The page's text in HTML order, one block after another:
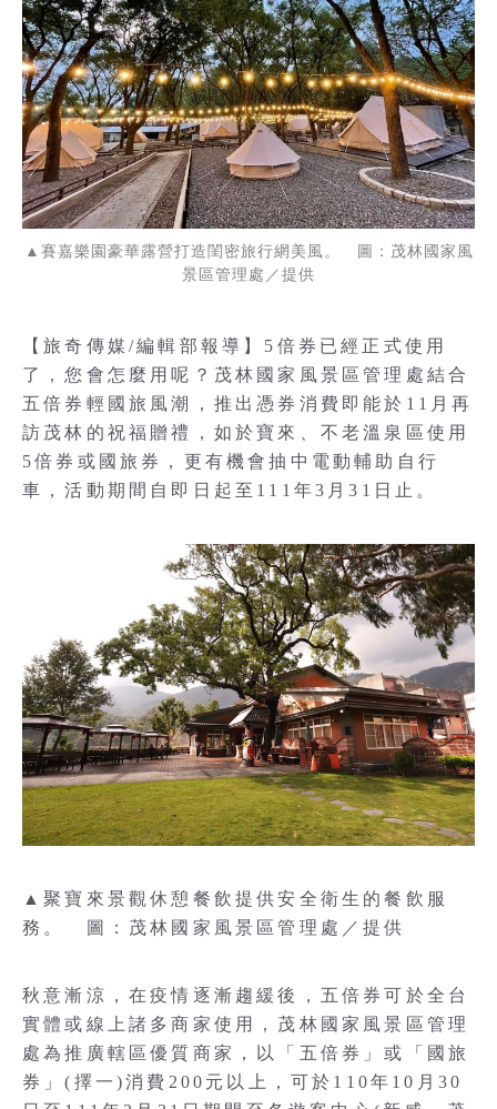
▲賽嘉樂園豪華露營打造閨密旅行網美風。 圖：茂林國家風
景區管理處／提供
【旅奇傳媒/編輯部報導】5倍券已經正式使用
了，您會怎麼用呢？茂林國家風景區管理處結合
五倍券輕國旅風潮，推出憑券消費即能於11月再
訪茂林的祝福贈禮，如於寶來、不老溫泉區使用
5倍券或國旅券，更有機會抽中電動輔助自行
車，活動期間自即日起至111年3月31日止。
▲聚寶來景觀休憩餐飲提供安全衛生的餐飲服
務。 圖：茂林國家風景區管理處／提供
秋意漸涼，在疫情逐漸趨緩後，五倍券可於全台
實體或線上諸多商家使用，茂林國家風景區管理
處為推廣轄區優質商家，以「五倍券」或「國旅
券」(擇一)消費200元以上，可於110年10月30